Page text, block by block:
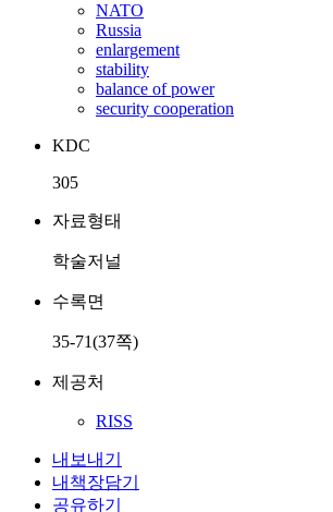
NATO
Russia
enlargement
stability
balance of power
security cooperation
KDC
305
자료형태
학술저널
수록면
35-71(37쪽)
제공처
RISS
내보내기
내책장담기
공유하기